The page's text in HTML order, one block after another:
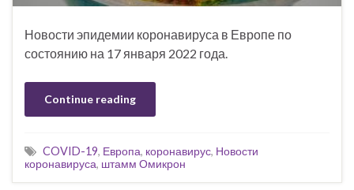
Новости эпидемии коронавируса в Европе по
состоянию на 17 января 2022 года.
Continue reading
COVID-19, Европа, коронавирус, Новости
коронавируса, штамм Омикрон